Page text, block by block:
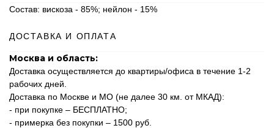
Состав: вискоза - 85%; нейлон - 15%
ДОСТАВКА И ОПЛАТА
Москва и область:
Доставка осуществляется до квартиры/офиса в течение 1-2
рабочих дней.
Доставка по Москве и МО (не далее 30 км. от МКАД):
- при покупке – БЕСПЛАТНО;
- примерка без покупки – 1500 руб.